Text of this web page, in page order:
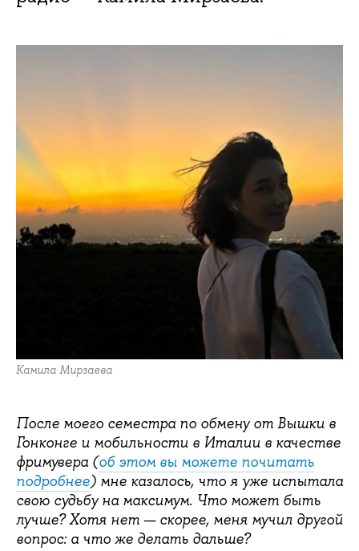
Камила Мирзаева
После моего семестра по обмену от Вышки в
Гонконге и мобильности в Италии в качестве
фримувера (об этом вы можете почитать
подробнее) мне казалось, что я уже испытала
свою судьбу на максимум. Что может быть
лучше? Хотя нет — скорее, меня мучил другой
вопрос: а что же делать дальше?